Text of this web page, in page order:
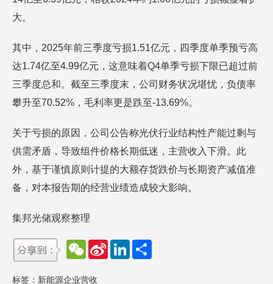
大。
其中，2025年前三季度亏损1.51亿元，四季度单季预亏高
达1.74亿至4.99亿元，这意味着Q4单季亏损下限已超过前
三季度总和。截至三季度末，公司财务状况堪忧，负债率
攀升至70.52%，毛利率更是跌至-13.69%。
关于亏损的原因，公司公告称光伏行业结构性产能过剩与
供需矛盾，导致组件价格长期低迷，主营收入下滑。此
外，基于谨慎原则计提的大额存货跌价与长期资产减值准
备，对本报告期的经营业绩造成较大影响。
集邦光储观察整理
W
e
S
L
标签： 新能源企业营收